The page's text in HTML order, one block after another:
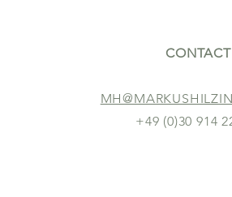
CONTACT
+49 (0)30 914